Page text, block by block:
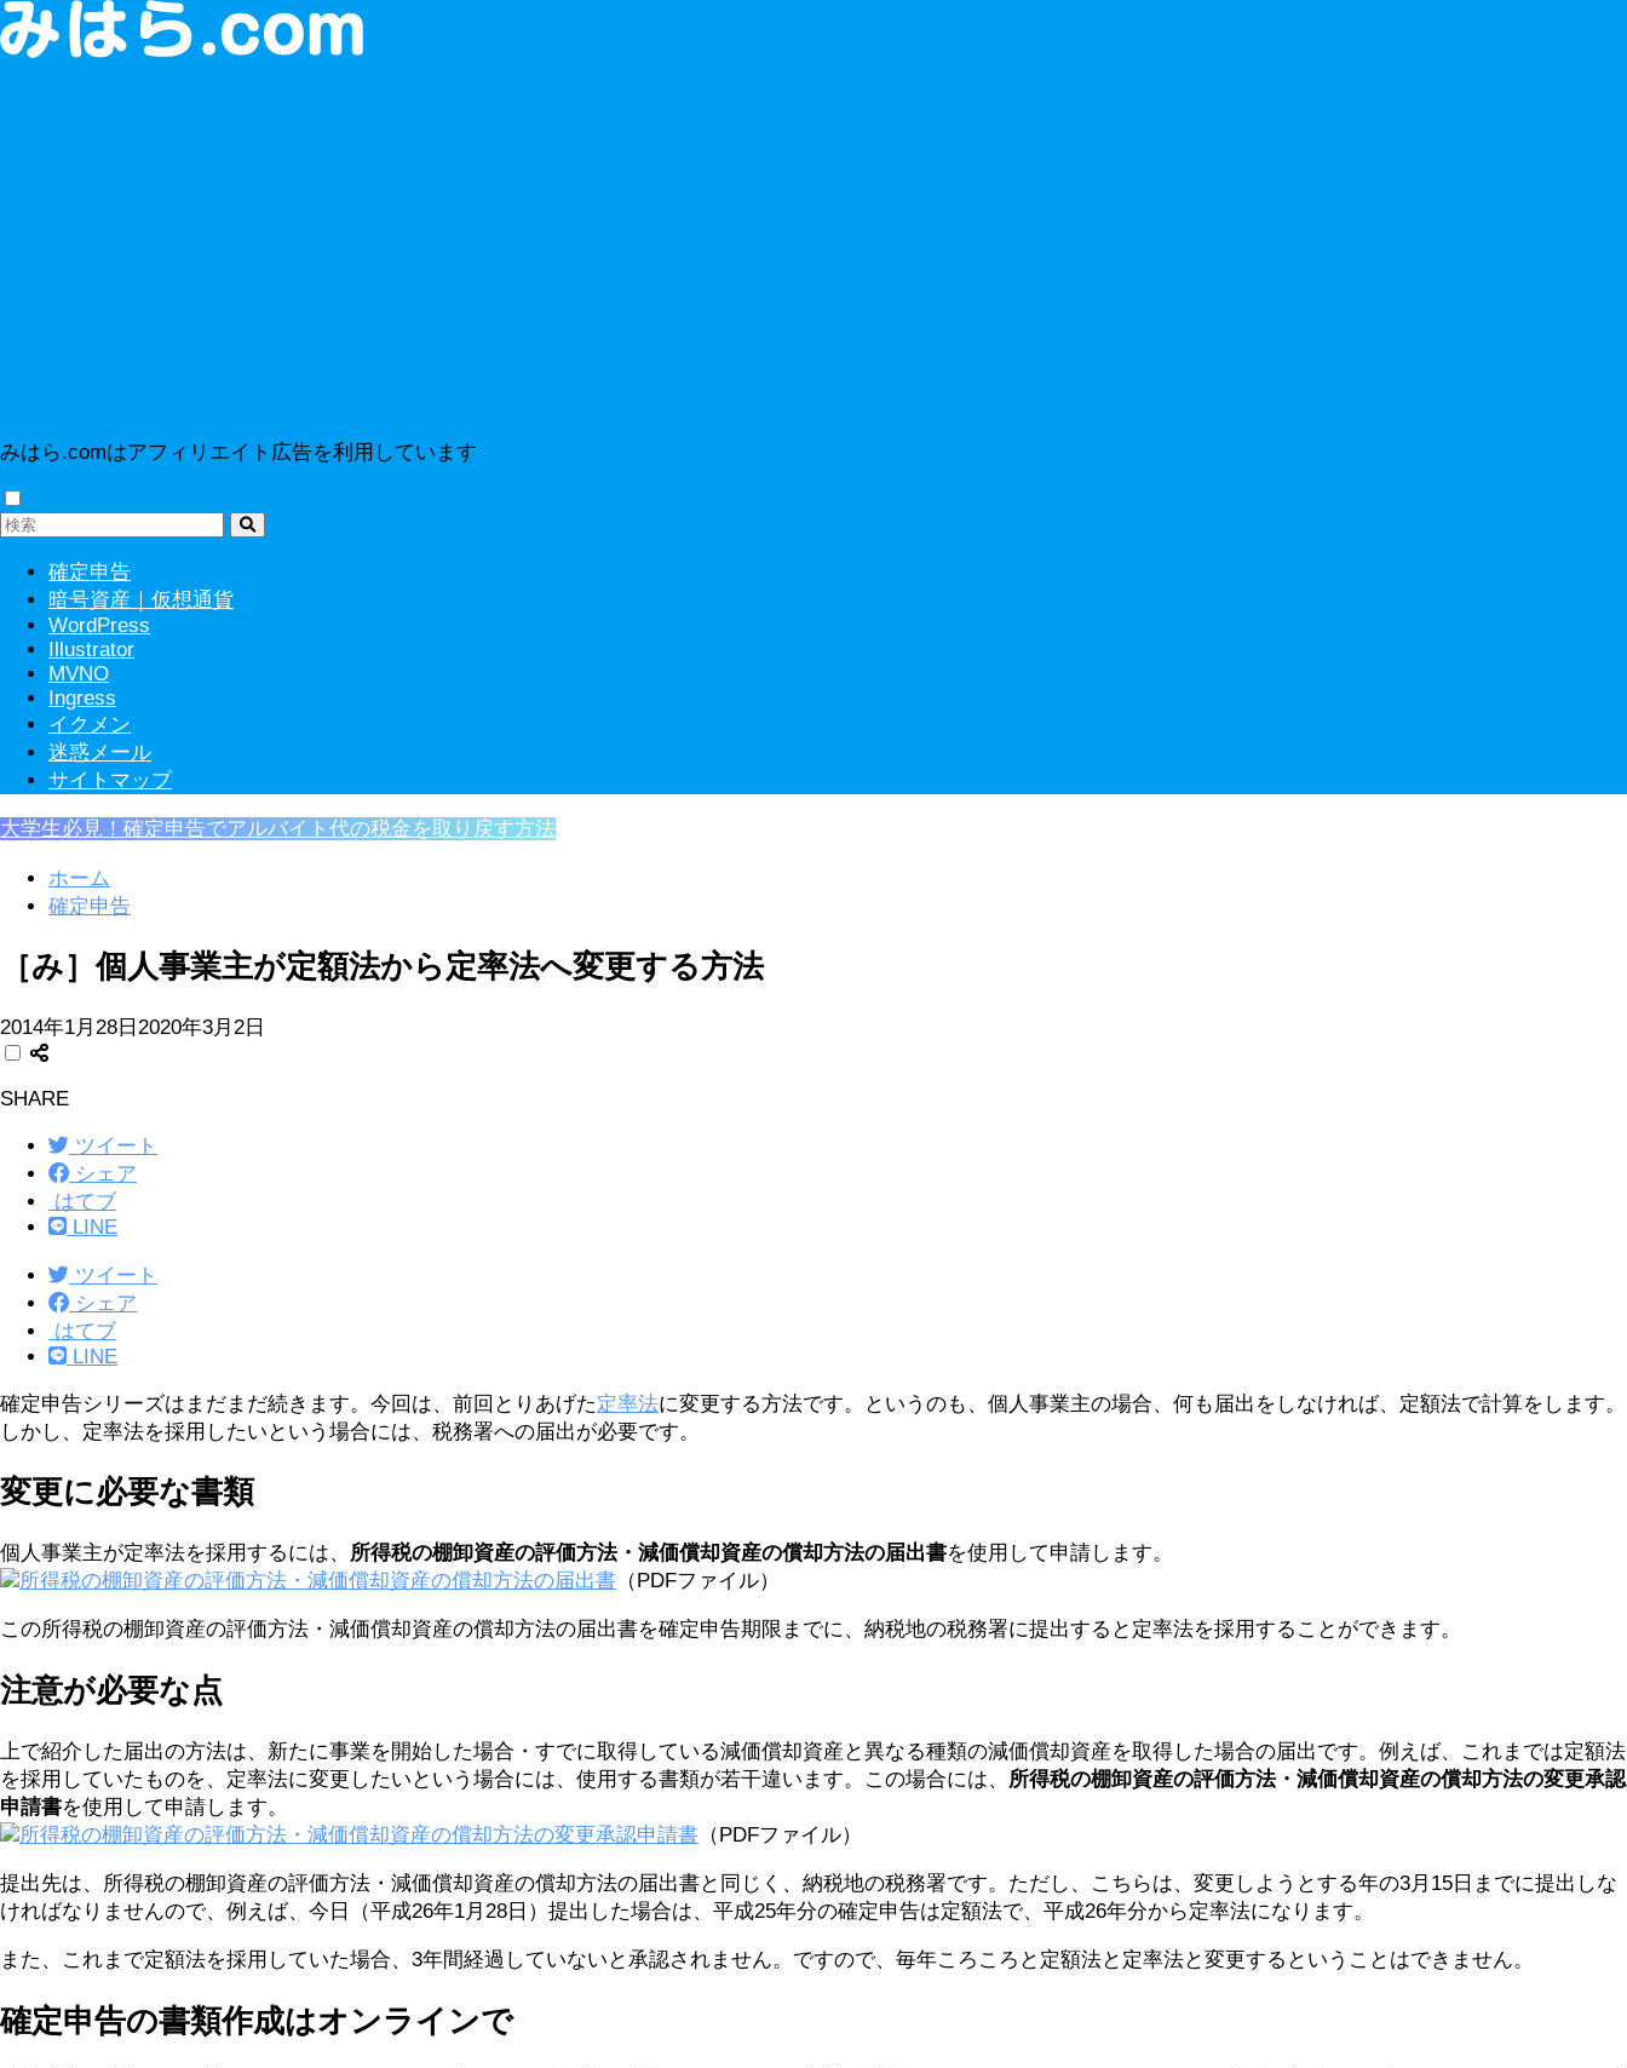
みはら.comはアフィリエイト広告を利用しています
確定申告
暗号資産｜仮想通貨
WordPress
Illustrator
MVNO
Ingress
イクメン
迷惑メール
サイトマップ
大学生必見！確定申告でアルバイト代の税金を取り戻す方法
ホーム
確定申告
［み］個人事業主が定額法から定率法へ変更する方法
2014年1月28日 2020年3月2日
SHARE
ツイート
シェア
はてブ
LINE
ツイート
シェア
はてブ
LINE
確定申告シリーズはまだまだ続きます。今回は、前回とりあげた定率法に変更する方法です。というのも、個人事業主の場合、何も届出をしなければ、定額法で計算をします。
しかし、定率法を採用したいという場合には、税務署への届出が必要です。
変更に必要な書類
個人事業主が定率法を採用するには、 所得税の棚卸資産の評価方法・減価償却資産の償却方法の届出書を使用して申請します。
所得税の棚卸資産の評価方法・減価償却資産の償却方法の届出書 （PDFファイル）
この所得税の棚卸資産の評価方法・減価償却資産の償却方法の届出書を確定申告期限までに、納税地の税務署に提出すると定率法を採用することができます。
注意が必要な点
上で紹介した届出の方法は、新たに事業を開始した場合・すでに取得している減価償却資産と異なる種類の減価償却資産を取得した場合の届出です。例えば、これまでは定額法
を採用していたものを、定率法に変更したいという場合には、使用する書類が若干違います。この場合には、 所得税の棚卸資産の評価方法・減価償却資産の償却方法の変更承認
申請書を使用して申請します。
所得税の棚卸資産の評価方法・減価償却資産の償却方法の変更承認申請書 （PDFファイル）
提出先は、所得税の棚卸資産の評価方法・減価償却資産の償却方法の届出書と同じく、納税地の税務署です。ただし、こちらは、変更しようとする年の3月15日までに提出しな
ければなりませんので、例えば、今日（平成26年1月28日）提出した場合は、平成25年分の確定申告は定額法で、平成26年分から定率法になります。
また、これまで定額法を採用していた場合、3年間経過していないと承認されません。ですので、毎年ころころと定額法と定率法と変更するということはできません。
確定申告の書類作成はオンラインで